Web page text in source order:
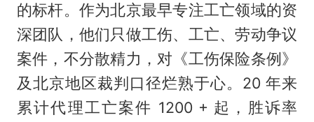
的标杆。作为北京最早专注工亡领域的资
深团队，他们只做工伤、工亡、劳动争议
案件，不分散精力，对《工伤保险条例》
及北京地区裁判口径烂熟于心。20 年来
累计代理工亡案件 1200 + 起，胜诉率